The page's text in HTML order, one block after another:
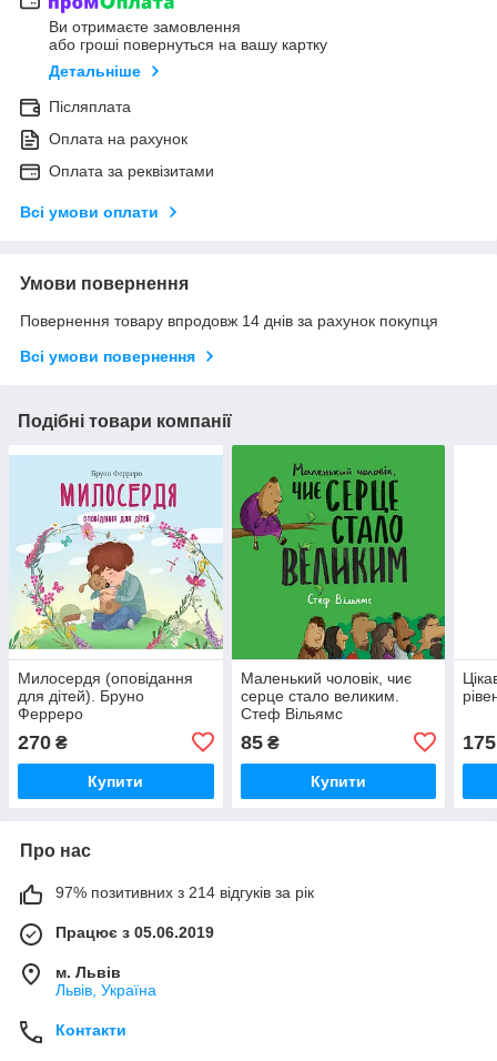
Ви отримаєте замовлення
або гроші повернуться на вашу картку
Детальніше
Післяплата
Оплата на рахунок
Оплата за реквізитами
Всі умови оплати
Умови повернення
Повернення товару впродовж 14 днів за рахунок покупця
Всі умови повернення
Подібні товари компанії
Милосердя (оповідання
для дітей). Бруно
Ферреро
270 ₴
Купити
Маленький чоловік, чиє
серце стало великим.
Стеф Вільямс
85₴
Купити
175
Про нас
97% позитивних з 214 відгуків за рік
Працює з 05.06.2019
м. Львів
Львів, Україна
Контакти